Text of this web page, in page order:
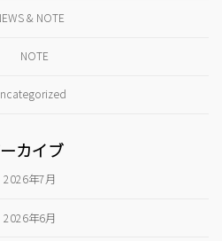
& NOTE
NOTE
カイブ
2026年7月
2026年6月